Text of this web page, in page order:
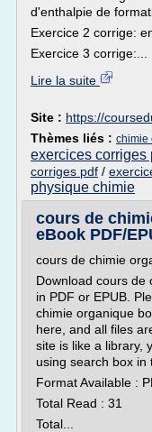
d'enthalpie de
Exercice 2 corrige:
Exercice 3 corrige:...
Lire la suite
Site : https://
Thèmes liés : chimie
exercices corriges
corriges pdf /
physique chimie
cours de
eBook PDF/
cours de chimie
Download cours de
in PDF or EPUB.
chimie organique
here, and all files
site is like a library,
using search box in
Format Available :
Total Read : 31
Total...